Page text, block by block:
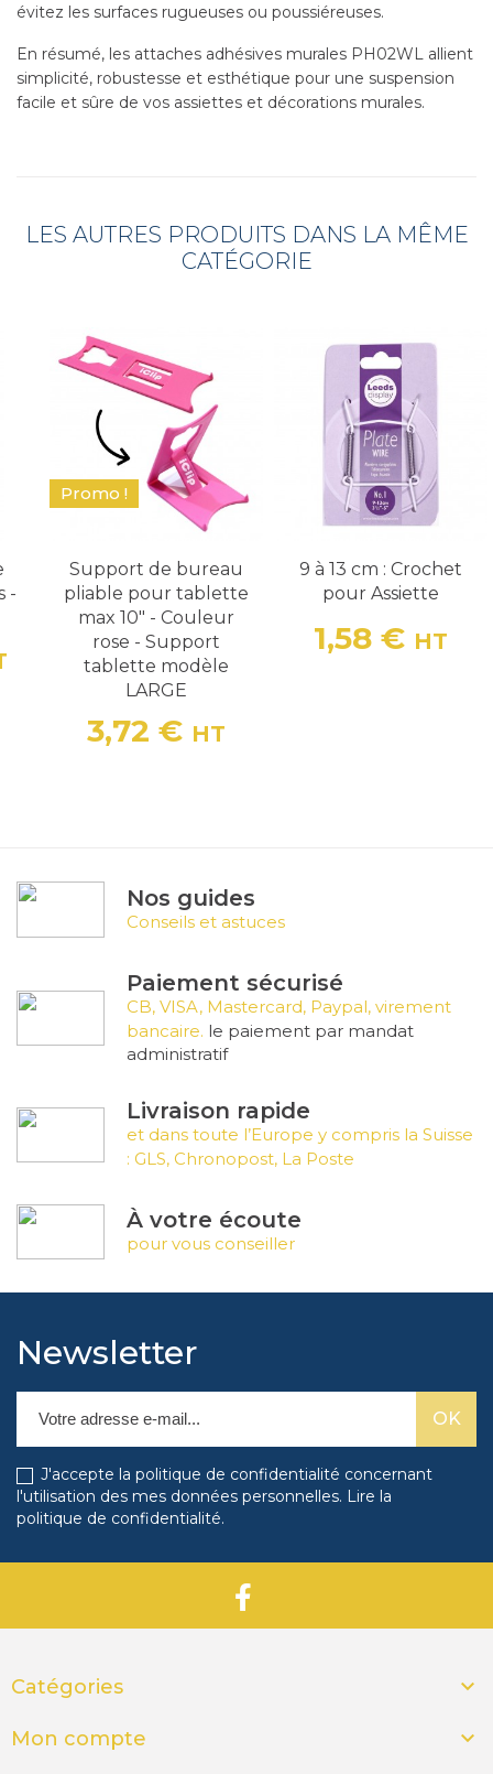
évitez les surfaces rugueuses ou poussiéreuses.
En résumé, les attaches adhésives murales PH02WL allient
simplicité, robustesse et esthétique pour une suspension
facile et sûre de vos assiettes et décorations murales.
LES AUTRES PRODUITS DANS LA MÊME
CATÉGORIE
-
Promo !
Support de bureau
pliable pour tablette
max 10" - Couleur
rose - Support
tablette modèle
LARGE
Prix
3,72 € HT
9 à 13 cm : Crochet
pour Assiette
Prix
1,58 € HT
Nos guides
Conseils et astuces
Paiement sécurisé
CB, VISA, Mastercard, Paypal, virement
bancaire. le paiement par mandat
administratif
Livraison rapide
et dans toute l’Europe y compris la Suisse
: GLS, Chronopost, La Poste
À votre écoute
pour vous conseiller
Newsletter
J'accepte la politique de confidentialité concernant
l'utilisation des mes données personnelles. Lire la
politique de confidentialité.
Catégories 
Mon compte 